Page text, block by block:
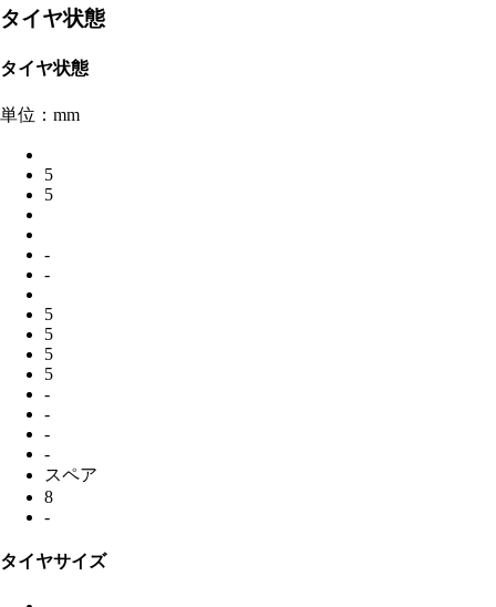
タイヤ状態
タイヤ状態
単位：mm
5
5
-
-
5
5
5
5
-
-
-
-
スペア
8
-
タイヤサイズ